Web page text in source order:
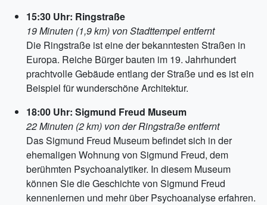
15:30 Uhr: Ringstraße
19 Minuten (1,9 km) von Stadttempel entfernt
Die Ringstraße ist eine der bekanntesten Straßen in
Europa. Reiche Bürger bauten im 19. Jahrhundert
prachtvolle Gebäude entlang der Straße und es ist ein
Beispiel für wunderschöne Architektur.
18:00 Uhr: Sigmund Freud Museum
22 Minuten (2 km) von der Ringstraße entfernt
Das Sigmund Freud Museum befindet sich in der
ehemaligen Wohnung von Sigmund Freud, dem
berühmten Psychoanalytiker. In diesem Museum
können Sie die Geschichte von Sigmund Freud
kennenlernen und mehr über Psychoanalyse erfahren.